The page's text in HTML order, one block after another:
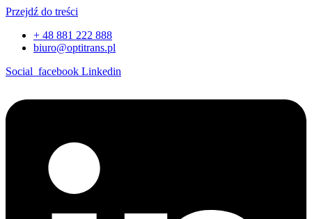
Przejdź do treści
+ 48 881 222 888
biuro@optitrans.pl
Social_facebook Linkedin